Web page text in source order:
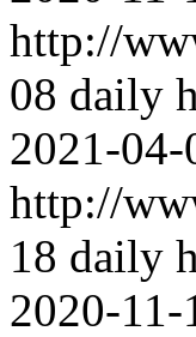
http://
08 daily
2021-04-
http://
18 daily
2020-11-